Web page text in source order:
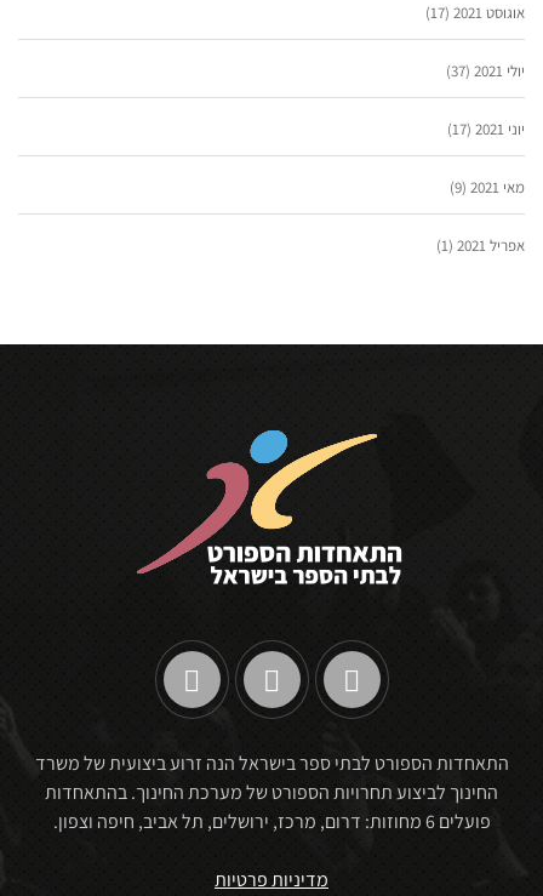
אוגוסט 2021 (17)
יולי 2021 (37)
יוני 2021 (17)
מאי 2021 (9)
אפריל 2021 (1)
התאחדות הספורט לבתי ספר בישראל הנה זרוע ביצועית של משרד
החינוך לביצוע תחרויות הספורט של מערכת החינוך. בהתאחדות
פועלים 6 מחוזות: דרום, מרכז, ירושלים, תל אביב, חיפה וצפון.
מדיניות פרטיות